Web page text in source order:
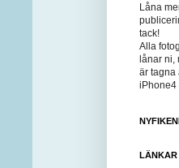
Låna
tack!
Alla
lånar ni,
är tagna
iPhone4
LÄNKAR